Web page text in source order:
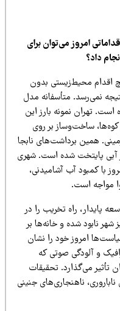
امروز می‌توان برای
محیط‌زیستی بدون
متأسفانه مدل
نمونه بارز این
ساخت‌وساز بر روی
برداشت‌های نابجا
شده است. شهری
کمبود آب آشامیدنی،
است.
راه تخریب را در
شده و خانه‌ها بر
امروز خود را نشان
آلودگی صوتی که
می‌گذارد. تحقیقات
ناهنجاری‌های جنینی